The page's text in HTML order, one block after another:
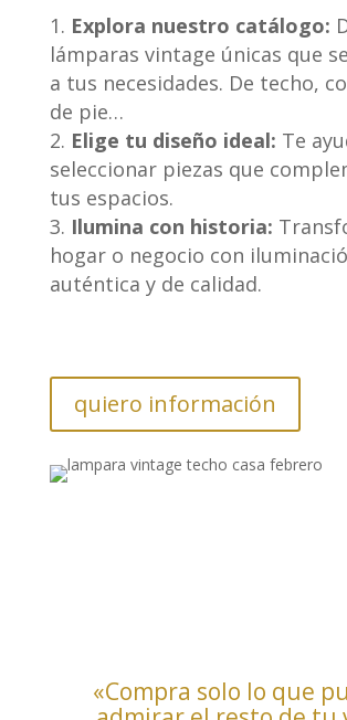
Explora nuestro catálogo:
lámparas vintage únicas que
a tus necesidades. De techo,
de pie…
Elige tu diseño ideal: Te
seleccionar piezas que
tus espacios.
Ilumina con historia:
hogar o negocio con
auténtica y de calidad.
quiero información
«Compra solo lo que